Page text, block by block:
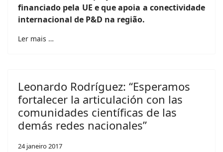
financiado pela UE e que apoia a conectividade
internacional de P&D na região.
Ler mais …
Leonardo Rodríguez: “Esperamos
fortalecer la articulación con las
comunidades científicas de las
demás redes nacionales”
24 janeiro 2017